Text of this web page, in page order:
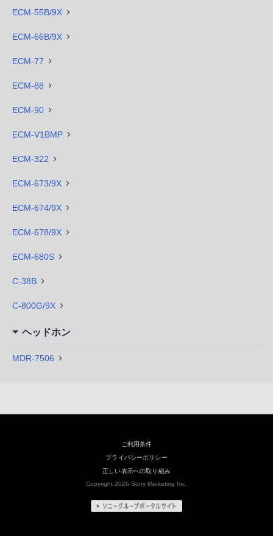
ECM-55B/9X
ECM-66B/9X
ECM-77
ECM-88
ECM-90
ECM-V1BMP
ECM-322
ECM-673/9X
ECM-674/9X
ECM-678/9X
ECM-680S
C-38B
C-800G/9X
ヘッドホン
MDR-7506
ご利用条件
プライバシーポリシー
正しい表示への取り組み
Copyright 2026 Sony Marketing Inc.